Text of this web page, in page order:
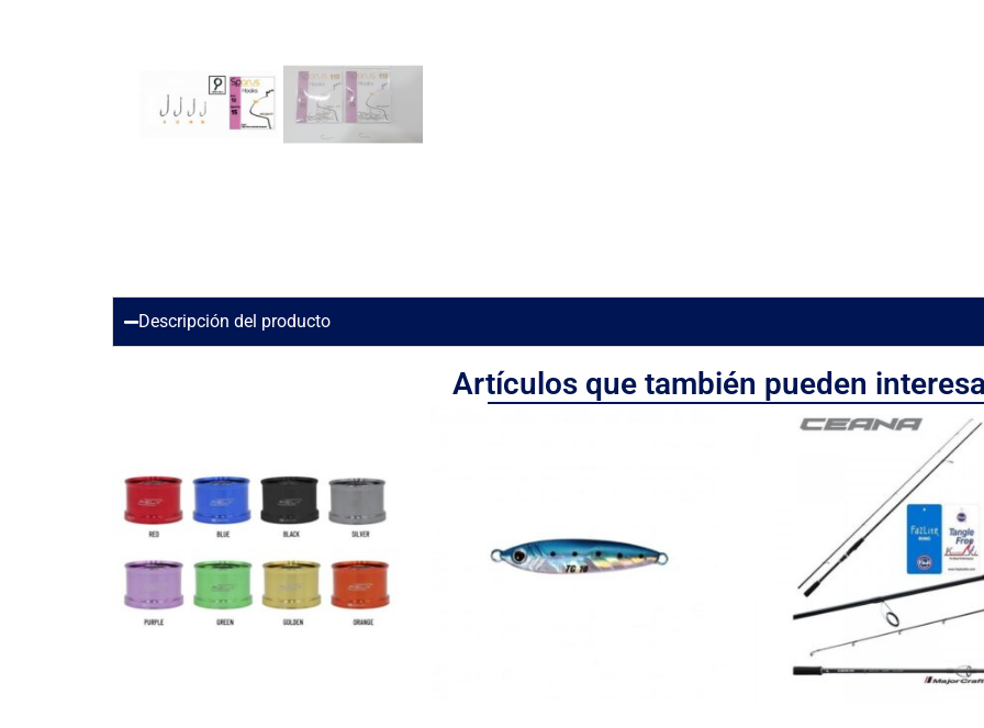
Descripción del producto
Artículos que también pueden